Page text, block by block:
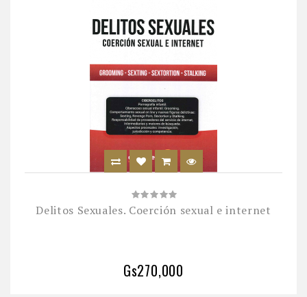
Delitos Sexuales. Coerción sexual e internet
Gs270,000